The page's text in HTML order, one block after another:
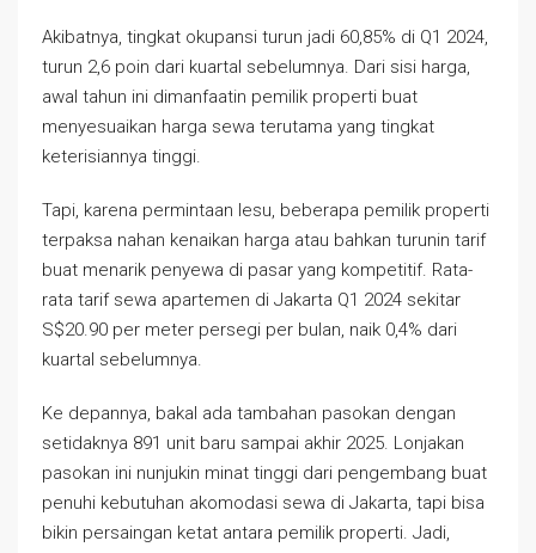
Akibatnya, tingkat okupansi turun jadi 60,85% di Q1 2024,
turun 2,6 poin dari kuartal sebelumnya. Dari sisi harga,
awal tahun ini dimanfaatin pemilik properti buat
menyesuaikan harga sewa terutama yang tingkat
keterisiannya tinggi.
Tapi, karena permintaan lesu, beberapa pemilik properti
terpaksa nahan kenaikan harga atau bahkan turunin tarif
buat menarik penyewa di pasar yang kompetitif. Rata-
rata tarif sewa apartemen di Jakarta Q1 2024 sekitar
S$20.90 per meter persegi per bulan, naik 0,4% dari
kuartal sebelumnya.
Ke depannya, bakal ada tambahan pasokan dengan
setidaknya 891 unit baru sampai akhir 2025. Lonjakan
pasokan ini nunjukin minat tinggi dari pengembang buat
penuhi kebutuhan akomodasi sewa di Jakarta, tapi bisa
bikin persaingan ketat antara pemilik properti. Jadi,